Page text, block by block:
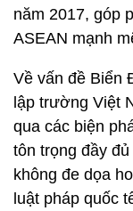
năm 2017, góp
ASEAN mạnh
Về vấn đề Biển
lập trường Việt
qua các biện
tôn trọng đầy
không đe dọa
luật pháp quốc